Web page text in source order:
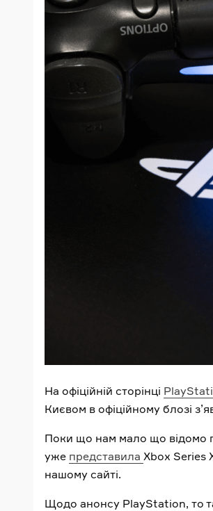
На офіційній сторінці
Києвом в офіційному блозі
Поки що нам мало що відомо
уже представила Xbox Series
нашому сайті.
Щодо анонсу PlayStation, то